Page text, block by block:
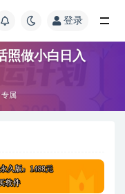
登录
照做小白日入
属